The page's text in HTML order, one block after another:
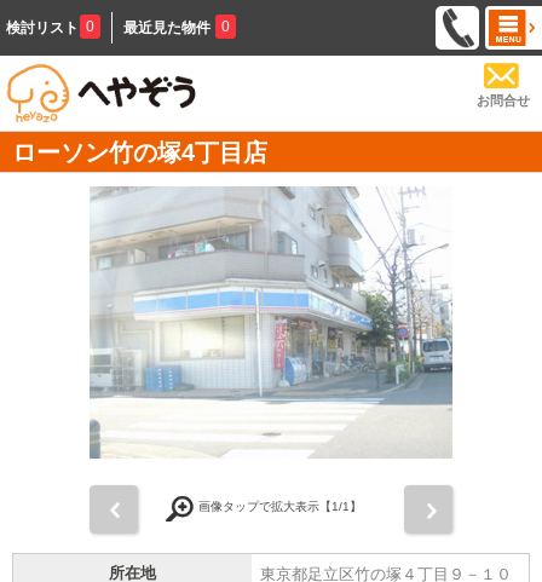
検討リスト 0 最近見た物件 0
お問合せ
ローソン竹の塚4丁目店
画像タップで拡大表示【1/1】
所在地 東京都足立区竹の塚４丁目９－１０